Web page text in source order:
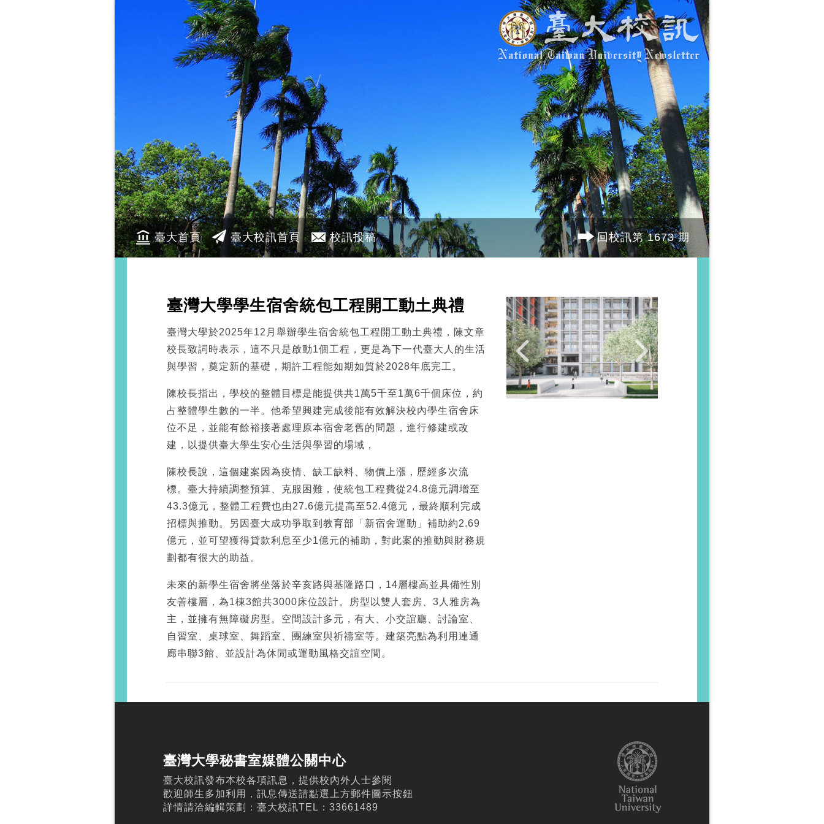
臺大首頁 臺大校訊首頁 校訊投稿 回校訊第 1673 期
臺灣大學學生宿舍統包工程開工動土典禮
臺灣大學於2025年12月舉辦學生宿舍統包工程開工動土典禮，陳文章
校長致詞時表示，這不只是啟動1個工程，更是為下一代臺大人的生活
與學習，奠定新的基礎，期許工程能如期如質於2028年底完工。
陳校長指出，學校的整體目標是能提供共1萬5千至1萬6千個床位，約
占整體學生數的一半。他希望興建完成後能有效解決校內學生宿舍床
位不足，並能有餘裕接著處理原本宿舍老舊的問題，進行修建或改
建，以提供臺大學生安心生活與學習的場域，
陳校長說，這個建案因為疫情、缺工缺料、物價上漲，歷經多次流
標。臺大持續調整預算、克服困難，使統包工程費從24.8億元調增至
43.3億元，整體工程費也由27.6億元提高至52.4億元，最終順利完成
招標與推動。另因臺大成功爭取到教育部「新宿舍運動」補助約2.69
億元，並可望獲得貸款利息至少1億元的補助，對此案的推動與財務規
劃都有很大的助益。
未來的新學生宿舍將坐落於辛亥路與基隆路口，14層樓高並具備性別
友善樓層，為1棟3館共3000床位設計。房型以雙人套房、3人雅房為
主，並擁有無障礙房型。空間設計多元，有大、小交誼廳、討論室、
自習室、桌球室、舞蹈室、團練室與祈禱室等。建築亮點為利用連通
廊串聯3館、並設計為休閒或運動風格交誼空間。
臺灣大學秘書室媒體公關中心
臺大校訊發布本校各項訊息，提供校內外人士參閱
歡迎師生多加利用，訊息傳送請點選上方郵件圖示按鈕
詳情請洽編輯策劃：臺大校訊TEL：33661489